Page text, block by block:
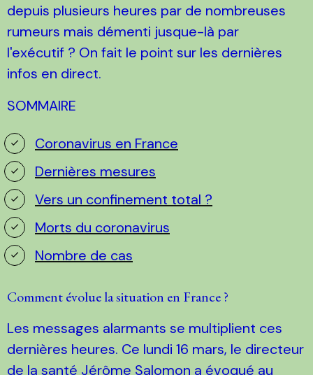
depuis plusieurs heures par de nombreuses
rumeurs mais démenti jusque-là par
l'exécutif ? On fait le point sur les dernières
infos en direct.
SOMMAIRE
Coronavirus en France
Dernières mesures
Vers un confinement total ?
Morts du coronavirus
Nombre de cas
Comment évolue la situation en France ?
Les messages alarmants se multiplient ces
dernières heures. Ce lundi 16 mars, le directeur
de la santé Jérôme Salomon a évoqué au